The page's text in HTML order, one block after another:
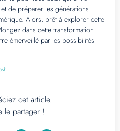
de préparer les générations
Alors, prêt à explorer cette
dans cette transformation
émerveillé par les possibilités
cet article.
le partager !